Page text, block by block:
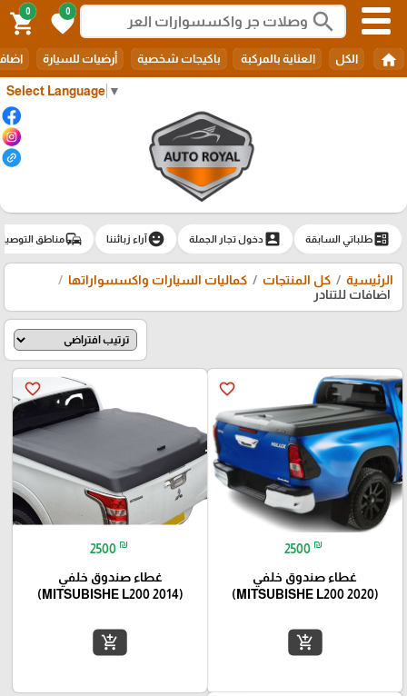
Select Language ▼
search
0
favorite
0
shopping_cart
home الكل العناية بالمركبة باكيجات شخصية أرضيات للسيارة
ballotطلباتي السابقة account_boxدخول تجار الجملة emoji_emotionsآراء زبائننا commuteمناطق
الرئيسية كل المنتجات
كماليات السيارات واكسسواراتها
اضافات للتنادر
favorite_border
2500 ₪
غطاء صندوق خلفي
(MITSUBISHE L200 2020)
add_shopping_cart
favorite_border
2500 ₪
غطاء صندوق خلفي
(MITSUBISHE L200 2014)
add_shopping_cart